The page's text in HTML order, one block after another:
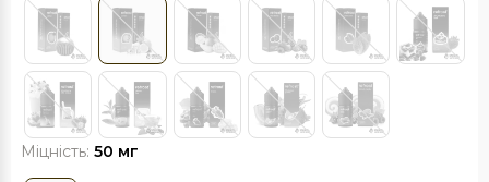
Міцність: 50 мг